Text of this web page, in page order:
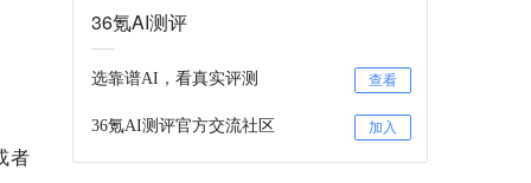
者
36氪AI测评
选靠谱AI，看真实评测 查看
36氪AI测评官方交流社区 加入